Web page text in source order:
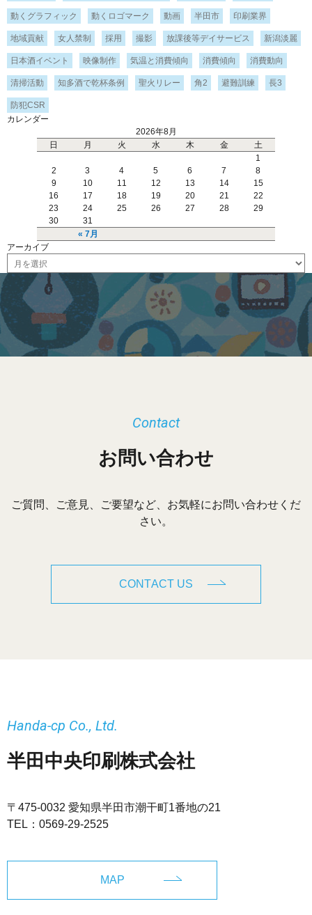
動くグラフィック 動くロゴマーク 動画 半田市 印刷業界
地域貢献 女人禁制 採用 撮影 放課後等デイサービス 新潟淡麗
日本酒イベント 映像制作 気温と消費傾向 消費傾向 消費動向
清掃活動 知多酒で乾杯条例 聖火リレー 角2 避難訓練 長3
防犯CSR
カレンダー
2026年8月
日
月 火 水 木 金 土
« 7月
1
2
3 4 5 6 7
8
9
10 11 12 13 14
15
16
17 18 19 20 21
22
23
24 25 26 27 28
29
30
31
アーカイブ
ー
ブ
お問い合わせ
Contact
ご質問、ご意見、ご要望など、お気軽にお問い合わせくだ
さい。
CONTACT US
半田中央印刷株式会社
Handa-cp Co., Ltd.
〒475-0032 愛知県半田市潮干町1番地の21
TEL： 0569-29-2525
MAP